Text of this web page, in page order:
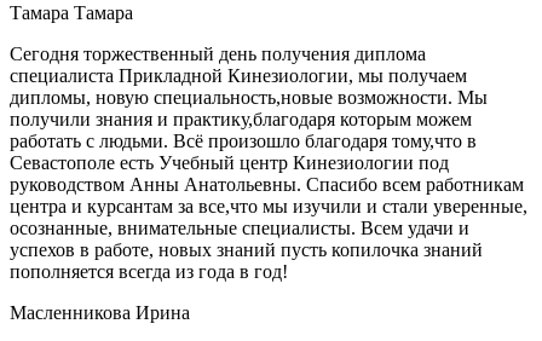
Тамара Тамара
Сегодня торжественный день получения диплома
специалиста Прикладной Кинезиологии, мы получаем
дипломы, новую специальность,новые возможности. Мы
получили знания и практику,благодаря которым можем
работать с людьми. Всё произошло благодаря тому,что в
Севастополе есть Учебный центр Кинезиологии под
руководством Анны Анатольевны. Спасибо всем работникам
центра и курсантам за все,что мы изучили и стали уверенные,
осознанные, внимательные специалисты. Всем удачи и
успехов в работе, новых знаний пусть копилочка знаний
пополняется всегда из года в год!
Масленникова Ирина